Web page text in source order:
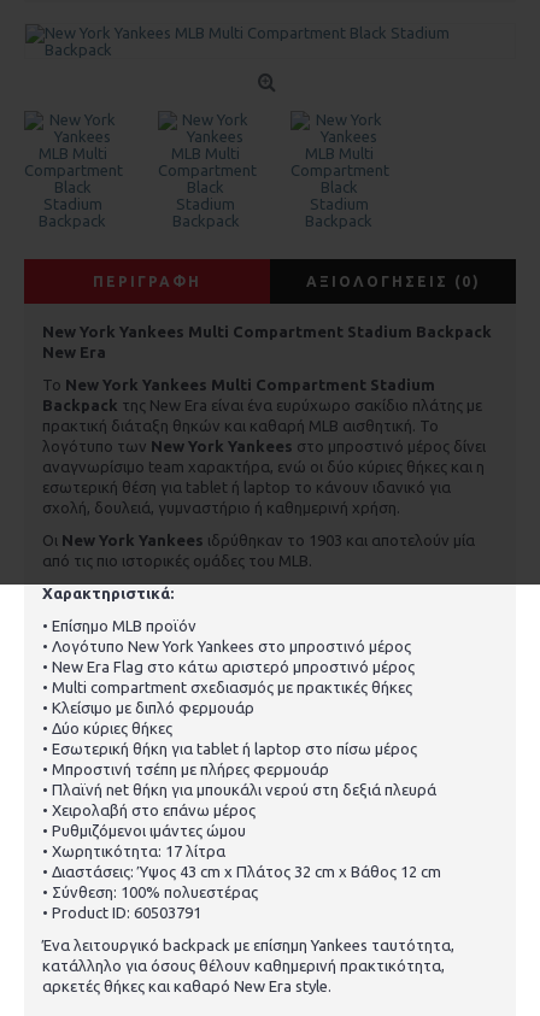
ΠΕΡΙΓΡΑΦΉ ΑΞΙΟΛΟΓΉΣΕΙΣ (0)
New York Yankees Multi Compartment Stadium Backpack
New Era
Το New York Yankees Multi Compartment Stadium
Backpack της New Era είναι ένα ευρύχωρο σακίδιο πλάτης με
πρακτική διάταξη θηκών και καθαρή MLB αισθητική. Το
λογότυπο των New York Yankees στο μπροστινό μέρος δίνει
αναγνωρίσιμο team χαρακτήρα, ενώ οι δύο κύριες θήκες και η
εσωτερική θέση για tablet ή laptop το κάνουν ιδανικό για
σχολή, δουλειά, γυμναστήριο ή καθημερινή χρήση.
Οι New York Yankees ιδρύθηκαν το 1903 και αποτελούν μία
από τις πιο ιστορικές ομάδες του MLB.
Χαρακτηριστικά:
• Επίσημο MLB προϊόν
• Λογότυπο New York Yankees στο μπροστινό μέρος
• New Era Flag στο κάτω αριστερό μπροστινό μέρος
• Multi compartment σχεδιασμός με πρακτικές θήκες
• Κλείσιμο με διπλό φερμουάρ
• Δύο κύριες θήκες
• Εσωτερική θήκη για tablet ή laptop στο πίσω μέρος
• Μπροστινή τσέπη με πλήρες φερμουάρ
• Πλαϊνή net θήκη για μπουκάλι νερού στη δεξιά πλευρά
• Χειρολαβή στο επάνω μέρος
• Ρυθμιζόμενοι ιμάντες ώμου
• Χωρητικότητα: 17 λίτρα
• Διαστάσεις: Ύψος 43 cm x Πλάτος 32 cm x Βάθος 12 cm
• Σύνθεση: 100% πολυεστέρας
• Product ID: 60503791
Ένα λειτουργικό backpack με επίσημη Yankees ταυτότητα,
κατάλληλο για όσους θέλουν καθημερινή πρακτικότητα,
αρκετές θήκες και καθαρό New Era style.